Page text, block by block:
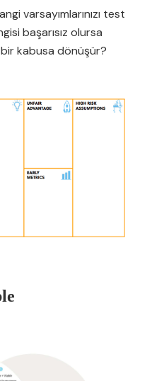
varsayımlarınızı test
başarısız olursa
kabusa dönüşür?